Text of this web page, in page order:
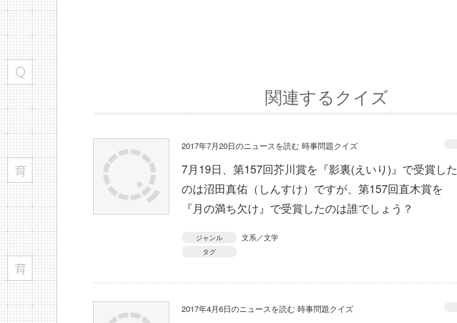
関連するクイズ
2017年7月20日のニュースを読む 時事問題クイズ
7月19日、第157回芥川賞を『影裏(えいり)』で受賞した
のは沼田真佑（しんすけ）ですが、第157回直木賞を
『月の満ち欠け』で受賞したのは誰でしょう？
ジャンル 文系／文学
タグ
2017年4月6日のニュースを読む 時事問題クイズ